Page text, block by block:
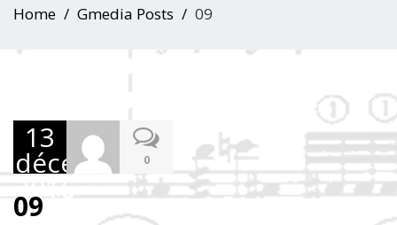
Home Gmedia Posts 09
13
décembre
2016
0
09